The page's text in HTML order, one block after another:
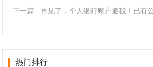
下一篇:
再见了，个人银行账户避税！已有
热门排行